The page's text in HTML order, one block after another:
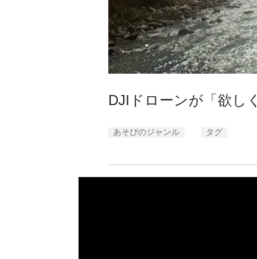
DJIドローンが「欲し
あそびのジャンル タグ